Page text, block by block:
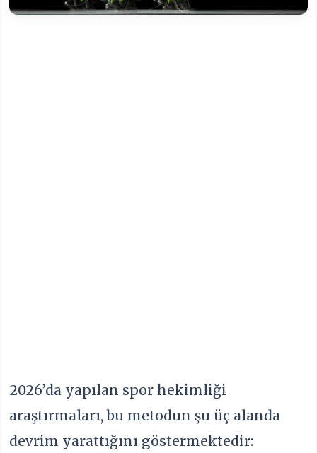
2026’da yapılan spor hekimliği
araştırmaları, bu metodun şu üç alanda
devrim yarattığını göstermektedir: